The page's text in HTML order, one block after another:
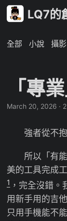
LQ7的
全部 小說 攝影
「專業
March 20, 2026 ·
強者從不抱
所以「有能
美的工具完成
1 ，完全沒錯。
用新手用的吉
只用手機能不